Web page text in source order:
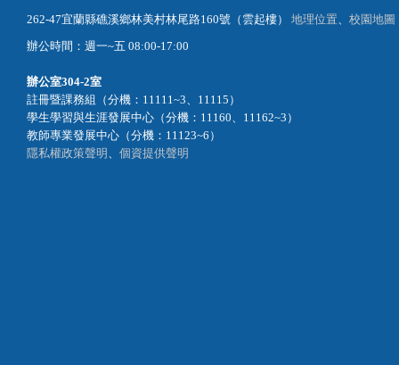
262-47宜蘭縣礁溪鄉林美村林尾路160號（雲起樓） 地理位置
校園地圖
辦公時間：週一~五 08:00-17:00
辦公室304-2室
註冊暨課務組（分機：11111~3、11115）
學生學習與生涯發展中心（分機：11160、11162~3）
教師專業發展中心（分機：11123~6）
隱私權政策聲明
個資提供聲明